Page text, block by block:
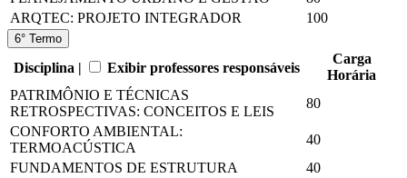
ARQTEC: PROJETO INTEGRADOR
100
6° Termo
Disciplina | Exibir professores responsáveis
Carga
Horária
PATRIMÔNIO E TÉCNICAS
RETROSPECTIVAS: CONCEITOS E LEIS
80
CONFORTO AMBIENTAL:
TERMOACÚSTICA
40
FUNDAMENTOS DE ESTRUTURA
40